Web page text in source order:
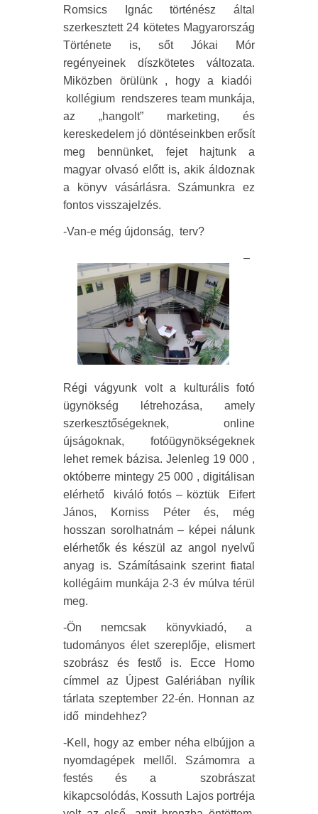
Romsics Ignác történész által
szerkesztett 24 kötetes Magyarország
Története is, sőt Jókai Mór
regényeinek díszkötetes változata.
Miközben örülünk , hogy a kiadói
kollégium rendszeres team munkája,
az „hangolt” marketing, és
kereskedelem jó döntéseinkben erősít
meg bennünket, fejet hajtunk a
magyar olvasó előtt is, akik áldoznak
a könyv vásárlásra. Számunkra ez
fontos visszajelzés.
-Van-e még újdonság, terv?
–
Régi vágyunk volt a kulturális fotó
ügynökség létrehozása, amely
szerkesztőségeknek, online
újságoknak, fotóügynökségeknek
lehet remek bázisa. Jelenleg 19 000 ,
októberre mintegy 25 000 , digitálisan
elérhető
kiváló fotós – köztük
Eifert
János, Korniss Péter és, még
hosszan sorolhatnám – képei nálunk
elérhetők és készül az angol nyelvű
anyag is. Számításaink szerint fiatal
kollégáim munkája 2-3 év múlva térül
meg.
-Ön nemcsak könyvkiadó, a
tudományos élet szereplője, elismert
szobrász és festő is. Ecce Homo
címmel az Újpest Galériában nyílik
tárlata szeptember 22-én. Honnan az
idő mindehhez?
-Kell, hogy az ember néha elbújjon a
nyomdagépek mellől. Számomra a
festés és a
szobrászat
kikapcsolódás, Kossuth Lajos portréja